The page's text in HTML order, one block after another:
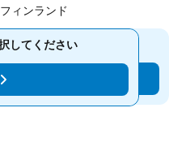
ィンランド
してください
してください